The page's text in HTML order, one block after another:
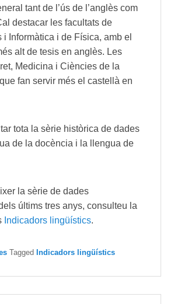
tant de l’ús de l’anglès com
destacar les facultats de
i Informàtica i de Física, amb el
alt de tesis en anglès. Les
Medicina i Ciències de la
fan servir més el castellà en
tota la sèrie històrica de dades
de la docència i la llengua de
la sèrie de dades
últims tres anys, consulteu la
Indicadors lingüístics.
Tagged Indicadors lingüístics